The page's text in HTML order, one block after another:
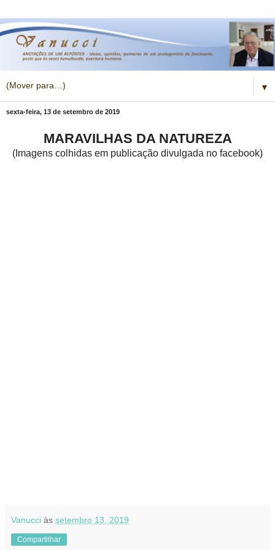
▼
sexta-feira, 13 de setembro de 2019
MARAVILHAS DA NATUREZA
(Imagens colhidas em publicação divulgada no facebook)
Vanucci às setembro 13, 2019
Compartilhar